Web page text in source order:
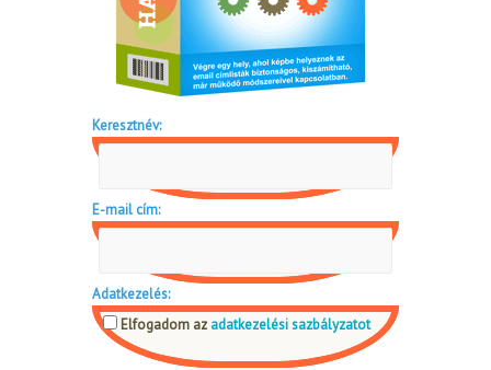
Keresztnév:
E-mail cím:
Adatkezelés:
Elfogadom az adatkezelési sazbályzatot